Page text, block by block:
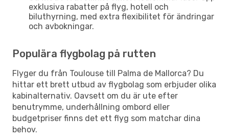
exklusiva rabatter på flyg, hotell och
biluthyrning, med extra flexibilitet för ändringar
och avbokningar.
Populära flygbolag på rutten
Flyger du från Toulouse till Palma de Mallorca? Du
hittar ett brett utbud av flygbolag som erbjuder olika
kabinalternativ. Oavsett om du är ute efter
benutrymme, underhållning ombord eller
budgetpriser finns det ett flyg som matchar dina
behov.